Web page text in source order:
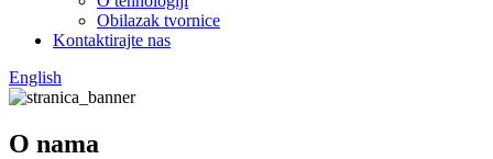
Obilazak tvornice
Kontaktirajte nas
English
O nama